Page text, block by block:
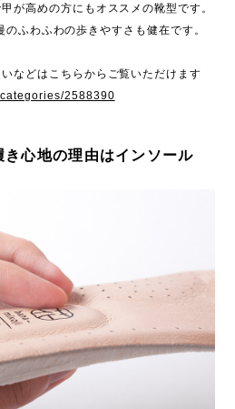
が高めの方にもオススメの靴型です。
ふわふわの歩きやすさも健在です。
などはこちらからご覧いただけます
2588390
心地の理由はインソール